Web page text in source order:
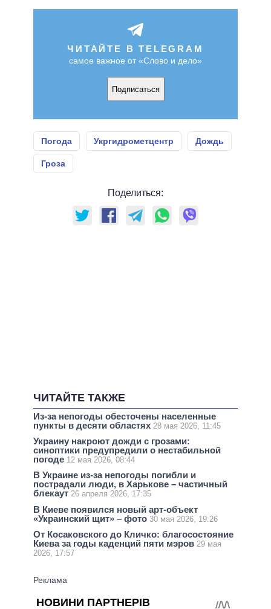
ЧИТАЙТЕ В TELEGRAM
самое важное от «Слово и дело»
Подписаться
Погода Укргидрометцентр Дождь
Гроза
Поделиться:
ЧИТАЙТЕ ТАКЖЕ
Из-за непогоды обесточены населенные
пункты в десяти областях 28 мая 2026, 11:45
Украину накроют дожди с грозами:
синоптики предупредили о нестабильной
погоде 12 мая 2026, 08:44
В Украине из-за непогоды погибли и
пострадали люди, в Харькове – частичный
блекаут 26 апреля 2026, 17:35
В Киеве появился новый арт-объект
«Украинский щит» – фото 30 мая 2026, 19:26
От Косаковского до Кличко: благосостояние
Киева за годы каденций пяти мэров 29 мая
2026, 17:57